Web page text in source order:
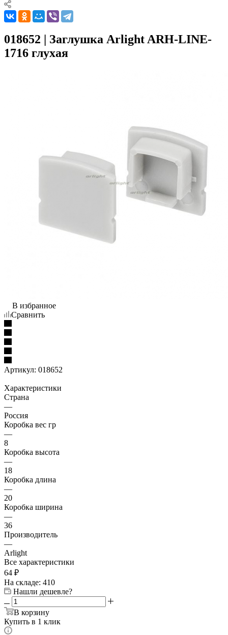
018652 | Заглушка Arlight ARH-LINE-
1716 глухая
В избранное
Сравнить
Артикул: 018652
Характеристики
Страна
—
Россия
Коробка вес гр
—
8
Коробка высота
—
18
Коробка длина
—
20
Коробка ширина
—
36
Производитель
—
Arlight
Все характеристики
64 ₽
На складе: 410
Нашли дешевле?
В корзину
Купить в 1 клик